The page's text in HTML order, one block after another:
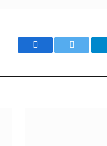
FacebookTwitter